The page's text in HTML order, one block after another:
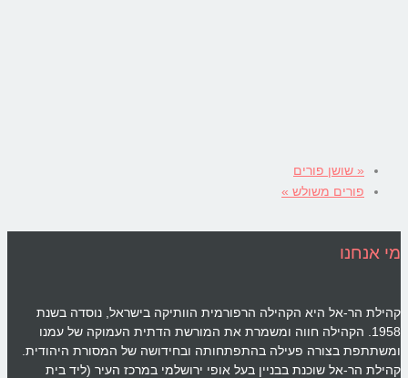
« שושן פורים
פורים משולש »
מי אנחנו
קהילת הר-אל היא הקהילה הרפורמית הוותיקה בישראל, נוסדה בשנת
1958. הקהילה חווה ומשמרת את המורשת הדתית העמוקה של עמנו
ומשתתפת בצורה פעילה בהתפתחותה ובחידושה של המסורת היהודית.
קהילת הר-אל שוכנת בבניין בעל אופי ירושלמי במרכז העיר (ליד בית